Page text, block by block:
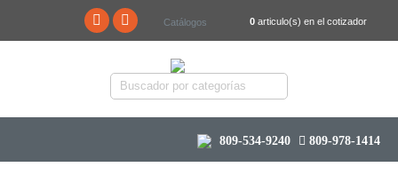
Catálogos 0 articulo(s) en el cotizador
809-534-9240 809-978-1414